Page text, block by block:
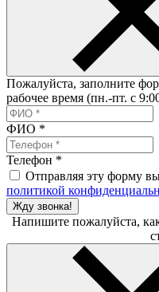
Пожалуйста, заполните
рабочее время (пн.-пт. с
ФИО *
Телефон *
Отправляя эту форму
политикой
Жду звонка!
Напишите пожалуйста,